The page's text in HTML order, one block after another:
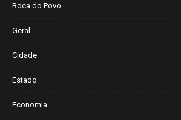
Boca do Povo
Geral
Cidade
Estado
Economia